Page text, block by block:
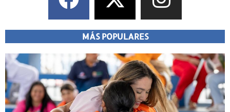
MÁS POPULARES